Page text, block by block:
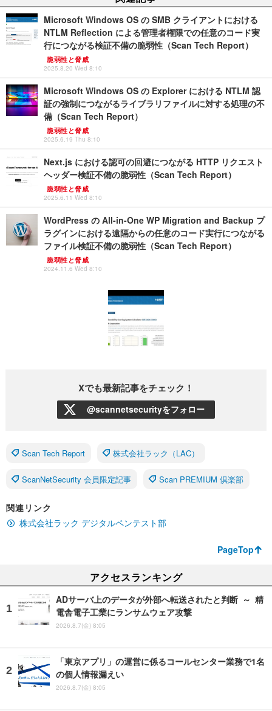
Microsoft Windows OS の SMB クライアントにおける
NTLM Reflection による管理者権限での任意のコード実
行につながる検証不備の脆弱性（Scan Tech Report）
脆弱性と脅威
2025.8.20 Wed 8:10
Microsoft Windows OS の Explorer における NTLM 認
証の強制につながるライブラリファイルに対する処理の不
備（Scan Tech Report）
脆弱性と脅威
2025.6.19 Thu 8:10
Next.js における認可の回避につながる HTTP リクエスト
ヘッダー検証不備の脆弱性（Scan Tech Report）
脆弱性と脅威
2025.6.11 Wed 8:10
WordPress の All-in-One WP Migration and Backup プ
ラグインにおける遠隔からの任意のコード実行につながる
ファイル検証不備の脆弱性（Scan Tech Report）
脆弱性と脅威
2024.11.6 Wed 8:10
Xでも最新記事をチェック！
@scannetsecurityをフォロー
Scan Tech Report 株式会社ラック（LAC）
ScanNetSecurity 会員限定記事 Scan PREMIUM 倶楽部
関連リンク
株式会社ラック デジタルペンテスト部
PageTop
アクセスランキング
ADサーバ上のデータが外部へ転送されたと判断 ～ 精
電舎電子工業にランサムウェア攻撃
2026.8.7(金) 8:05
「東京アプリ」の運営に係るコールセンター業務で1名
の個人情報漏えい
2026.8.7(金) 8:05